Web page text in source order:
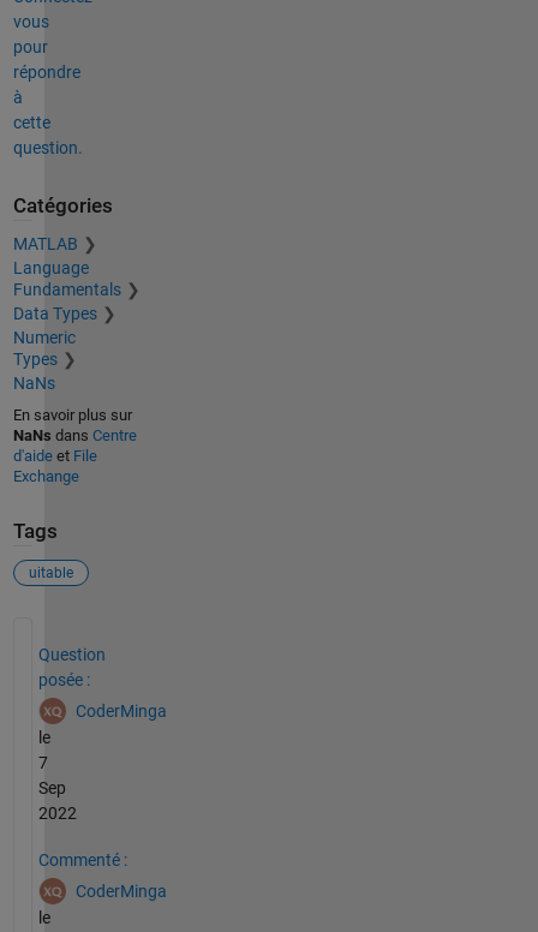
vous
pour
répondre
à
cette
question.
Catégories
MATLAB
Language
Fundamentals
Data Types
Numeric
Types
NaNs
En savoir plus sur
NaNs dans Centre
d'aideet File
Exchange
Tags
uitable
Question
posée :
CoderMinga
le
7
Sep
2022
Commenté :
CoderMinga
le